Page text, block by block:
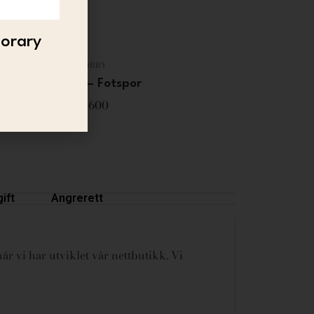
SORRY
SORRY – Fotspor
2 600
Angrerett
vi har utviklet vår nettbutikk. Vi